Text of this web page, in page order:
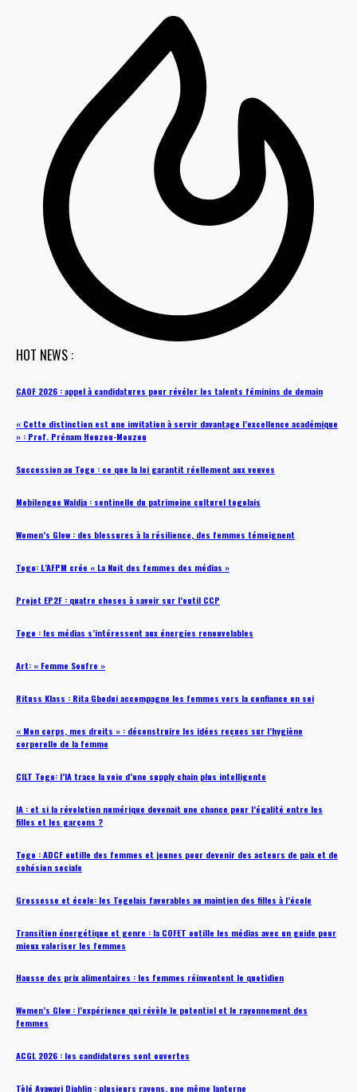
HOT NEWS :
CAOF 2026 : appel à candidatures pour révéler les talents féminins de demain
« Cette distinction est une invitation à servir davantage l’excellence académique
» : Prof. Prénam Houzou-Mouzou
Succession au Togo : ce que la loi garantit réellement aux veuves
Mobilengue Waldja : sentinelle du patrimoine culturel togolais
Women’s Glow : des blessures à la résilience, des femmes témoignent
Togo: L’AFPM crée « La Nuit des femmes des médias »
Projet EP2F : quatre choses à savoir sur l’outil CCP
Togo : les médias s’intéressent aux énergies renouvelables
Art: « Femme Soufre »
Rituss Klass : Rita Gbodui accompagne les femmes vers la confiance en soi
« Mon corps, mes droits » : déconstruire les idées reçues sur l’hygiène
corporelle de la femme
CILT Togo: l’IA trace la voie d’une supply chain plus intelligente
IA : et si la révolution numérique devenait une chance pour l’égalité entre les
filles et les garçons ?
Togo : ADCF outille des femmes et jeunes pour devenir des acteurs de paix et de
cohésion sociale
Grossesse et école: les Togolais favorables au maintien des filles à l’école
Transition énergétique et genre : la COFET outille les médias avec un guide pour
mieux valoriser les femmes
Hausse des prix alimentaires : les femmes réinventent le quotidien
Women’s Glow : l’expérience qui révèle le potentiel et le rayonnement des
femmes
ACGL 2026 : les candidatures sont ouvertes
Tèlé Ayawavi Djahlin : plusieurs rayons, une même lanterne